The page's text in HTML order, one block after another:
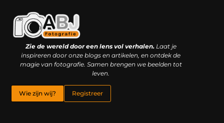
Zie de wereld door een lens vol verhalen.Laat je
inspireren door onze blogs en artikelen, en ontdek de
magie van fotografie. Samen brengen we beelden tot
leven.
Wie zijn wij? Registreer